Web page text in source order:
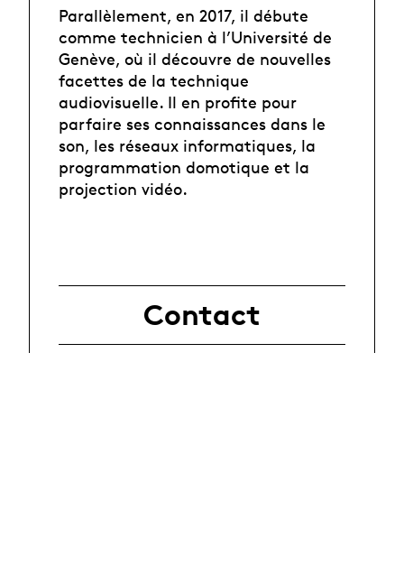
Parallèlement, en 2017, il débute
comme technicien à l’Université de
Genève, où il découvre de nouvelles
facettes de la technique
audiovisuelle. Il en profite pour
parfaire ses connaissances dans le
son, les réseaux informatiques, la
programmation domotique et la
projection vidéo.
Contact